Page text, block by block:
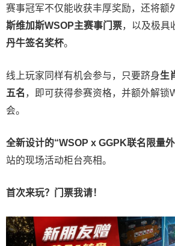
赛事冠军不仅能收获丰厚奖励，还将额
斯维加斯WSOP主赛事门票，以及极具
丹牛签名奖杯。
线上玩家同样有机会参与，只要跻身生
五名 ，即可获得参赛资格，并额外解锁
会。
全新设计的“WSOP x GGPK联名限量
站的现场活动柜台亮相。
首次来玩？门票我请！